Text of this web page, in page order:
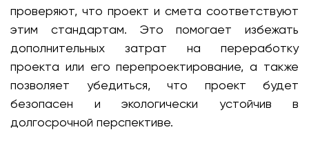
проверяют, что проект и смета соответствуют
этим стандартам. Это помогает избежать
дополнительных затрат на переработку
проекта или его перепроектирование, а также
позволяет убедиться, что проект будет
безопасен и экологически устойчив в
долгосрочной перспективе.